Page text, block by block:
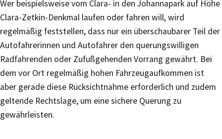
Wer beispielsweise vom Clara- in den Johannapark auf Höhe
Clara-Zetkin-Denkmal laufen oder fahren will, wird
regelmäßig feststellen, dass nur ein überschaubarer Teil der
Autofahrerinnen und Autofahrer den querungswilligen
Radfahrenden oder Zufußgehenden Vorrang gewährt. Bei
dem vor Ort regelmäßig hohen Fahrzeugaufkommen ist
aber gerade diese Rücksichtnahme erforderlich und zudem
geltende Rechtslage, um eine sichere Querung zu
gewährleisten.